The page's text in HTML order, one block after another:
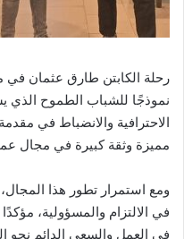
رحلة الكابتن طارق عثمان
نموذجًا للشباب الطموح الذي
الاحترافية والانضباط في
مميزة وثقة كبيرة في مجال
ومع استمرار تطور هذا
في الالتزام والمسؤولية،
في العمل والسعي الدائم نحو